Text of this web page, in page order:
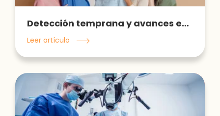
Detección temprana y avances en el cáncer de mama
Leer artículo